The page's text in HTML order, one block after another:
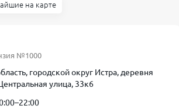
на карте
№1000
городской округ Истра, деревня
улица, 33к6